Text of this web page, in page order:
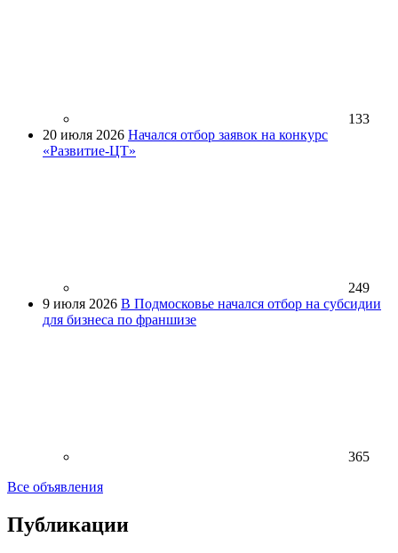
133
20 июля 2026 Начался отбор заявок на конкурс
«Развитие-ЦТ»
249
9 июля 2026 В Подмосковье начался отбор на субсидии
для бизнеса по франшизе
365
Все объявления
Публикации